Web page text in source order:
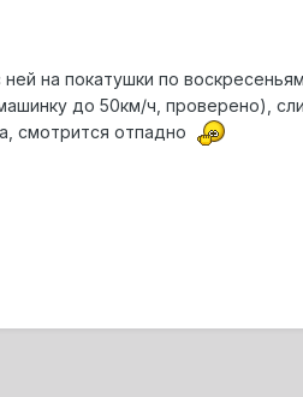
на покатушки по
до 50км/ч, проверено),
смотрится отпадно